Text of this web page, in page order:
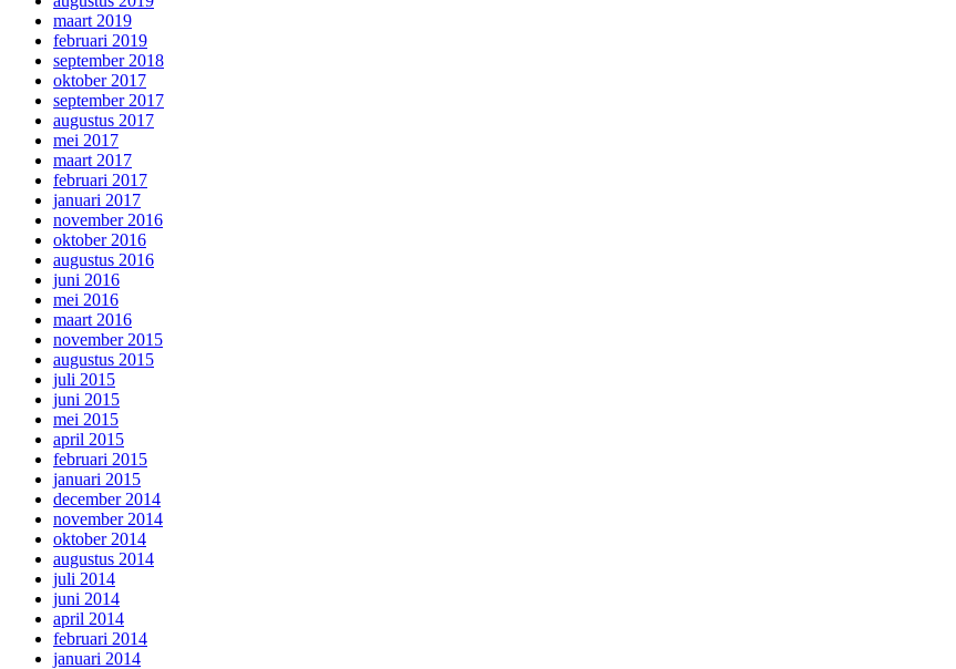
maart 2019
februari 2019
september 2018
oktober 2017
september 2017
augustus 2017
mei 2017
maart 2017
februari 2017
januari 2017
november 2016
oktober 2016
augustus 2016
juni 2016
mei 2016
maart 2016
november 2015
augustus 2015
juli 2015
juni 2015
mei 2015
april 2015
februari 2015
januari 2015
december 2014
november 2014
oktober 2014
augustus 2014
juli 2014
juni 2014
april 2014
februari 2014
januari 2014